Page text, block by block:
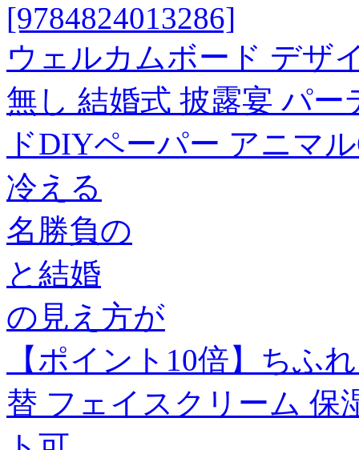
[9784824013286]
ウェルカムボード デザ
無し 結婚式 披露宴 パ
ドDIYペーパー アニマ
冷える
名勝負の
と結婚
の見え方が
【ポイント10倍】ちふ
替 フェイスクリーム 保